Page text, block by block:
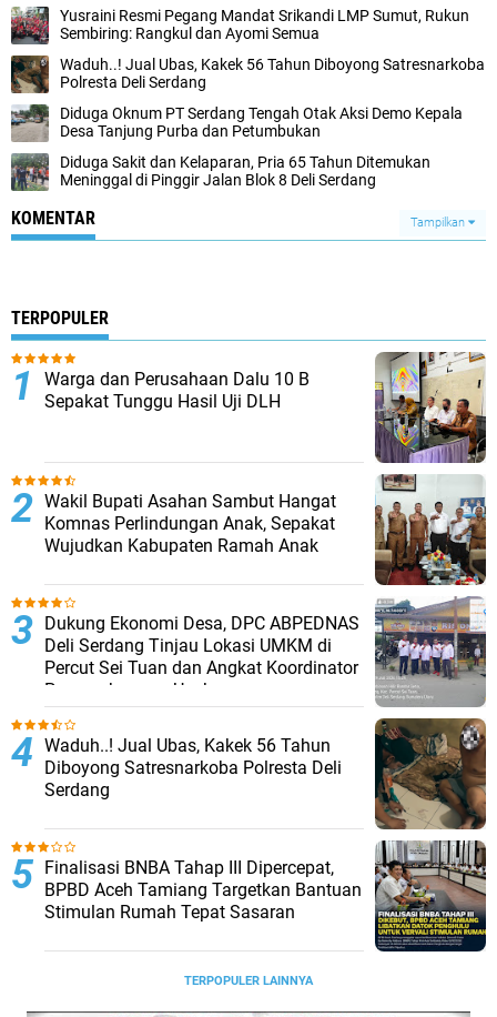
Yusraini Resmi Pegang Mandat Srikandi LMP Sumut, Rukun
Sembiring: Rangkul dan Ayomi Semua
Waduh..! Jual Ubas, Kakek 56 Tahun Diboyong Satresnarkoba
Polresta Deli Serdang
Diduga Oknum PT Serdang Tengah Otak Aksi Demo Kepala
Desa Tanjung Purba dan Petumbukan
Diduga Sakit dan Kelaparan, Pria 65 Tahun Ditemukan
Meninggal di Pinggir Jalan Blok 8 Deli Serdang
KOMENTAR Tampilkan
TERPOPULER
Warga dan Perusahaan Dalu 10 B
Sepakat Tunggu Hasil Uji DLH
Wakil Bupati Asahan Sambut Hangat
Komnas Perlindungan Anak, Sepakat
Wujudkan Kabupaten Ramah Anak
Dukung Ekonomi Desa, DPC ABPEDNAS
Deli Serdang Tinjau Lokasi UMKM di
Percut Sei Tuan dan Angkat Koordinator
Pengembangan Usaha
Waduh..! Jual Ubas, Kakek 56 Tahun
Diboyong Satresnarkoba Polresta Deli
Serdang
Finalisasi BNBA Tahap III Dipercepat,
BPBD Aceh Tamiang Targetkan Bantuan
Stimulan Rumah Tepat Sasaran
TERPOPULER LAINNYA